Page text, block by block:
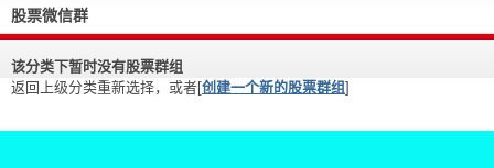
股 › ›
股票微信群
该分类下暂时没有股票群组
返回上级分类重新选择，或者[创建一个新的股票群组]